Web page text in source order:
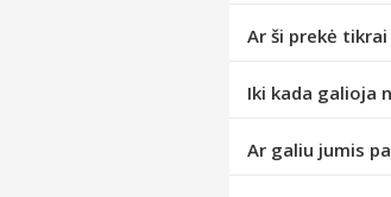
Ar ši prekė
Iki kada galioja
Ar galiu jumis